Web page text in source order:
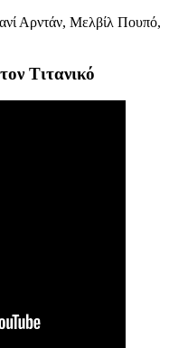
Αρντάν, Μελβίλ Πουπό,
Τιτανικό